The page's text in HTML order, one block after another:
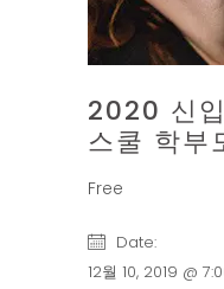
2020 신
스쿨 학부
Free
Date:
12월 10, 2019 @